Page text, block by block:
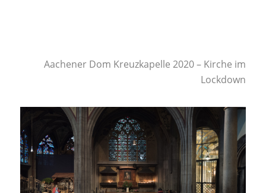
Aachener Dom Kreuzkapelle 2020 – Kirche im
Lockdown